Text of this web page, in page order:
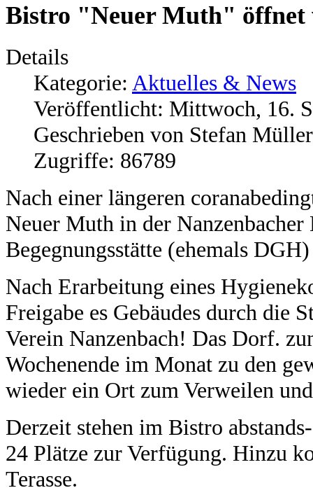
Bistro "Neuer Muth" öffnet
Details
Kategorie: Aktuelles & News
Veröffentlicht: Mittwoch, 16.
Geschrieben von Stefan Müller
Zugriffe: 86789
Nach einer längeren
Neuer Muth in der Nanzenbacher
Begegnungsstätte (ehemals
Nach Erarbeitung eines
Freigabe es Gebäudes durch die
Verein Nanzenbach! Das Dorf.
Wochenende im Monat zu den
wieder ein Ort zum Verweilen
Derzeit stehen im Bistro
24 Plätze zur Verfügung. Hinzu
Terasse.